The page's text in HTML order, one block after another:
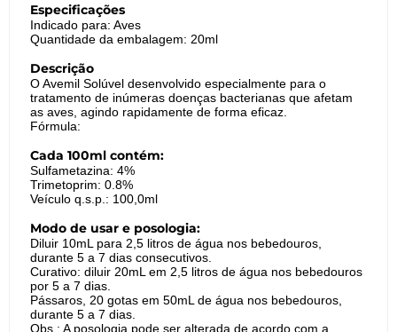
Especificações
Indicado para: Aves
Quantidade da embalagem: 20ml
Descrição
O Avemil Solúvel desenvolvido especialmente para o
tratamento de inúmeras doenças bacterianas que afetam
as aves, agindo rapidamente de forma eficaz.
Fórmula:
Cada 100ml contém:
Sulfametazina: 4%
Trimetoprim: 0.8%
Veículo q.s.p.: 100,0ml
Modo de usar e posologia:
Diluir 10mL para 2,5 litros de água nos bebedouros,
durante 5 a 7 dias consecutivos.
Curativo: diluir 20mL em 2,5 litros de água nos bebedouros
por 5 a 7 dias.
Pássaros, 20 gotas em 50mL de água nos bebedouros,
durante 5 a 7 dias.
Obs.: A posologia pode ser alterada de acordo com a